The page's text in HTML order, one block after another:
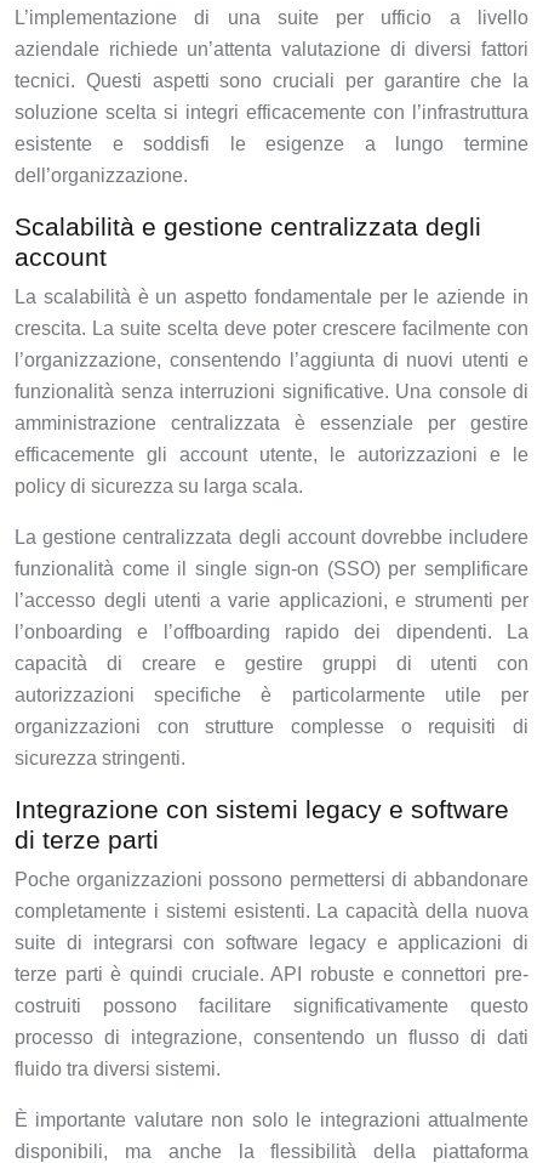
L’implementazione di una suite per ufficio a livello
aziendale richiede un’attenta valutazione di diversi fattori
tecnici. Questi aspetti sono cruciali per garantire che la
soluzione scelta si integri efficacemente con l’infrastruttura
esistente e soddisfi le esigenze a lungo termine
dell’organizzazione.
Scalabilità e gestione centralizzata degli
account
La scalabilità è un aspetto fondamentale per le aziende in
crescita. La suite scelta deve poter crescere facilmente con
l’organizzazione, consentendo l’aggiunta di nuovi utenti e
funzionalità senza interruzioni significative. Una console di
amministrazione centralizzata è essenziale per gestire
efficacemente gli account utente, le autorizzazioni e le
policy di sicurezza su larga scala.
La gestione centralizzata degli account dovrebbe includere
funzionalità come il single sign-on (SSO) per semplificare
l’accesso degli utenti a varie applicazioni, e strumenti per
l’onboarding e l’offboarding rapido dei dipendenti. La
capacità di creare e gestire gruppi di utenti con
autorizzazioni specifiche è particolarmente utile per
organizzazioni con strutture complesse o requisiti di
sicurezza stringenti.
Integrazione con sistemi legacy e software
di terze parti
Poche organizzazioni possono permettersi di abbandonare
completamente i sistemi esistenti. La capacità della nuova
suite di integrarsi con software legacy e applicazioni di
terze parti è quindi cruciale. API robuste e connettori pre-
costruiti possono facilitare significativamente questo
processo di integrazione, consentendo un flusso di dati
fluido tra diversi sistemi.
È importante valutare non solo le integrazioni attualmente
disponibili, ma anche la flessibilità della piattaforma